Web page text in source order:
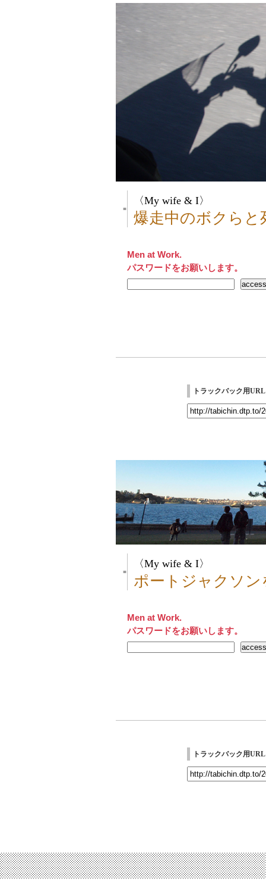
■
〈My wife & I〉
爆走中のボクらと
Men at Work.
パスワードをお願いします。
トラックバック用URL
■
〈My wife & I〉
ポートジャクソン
Men at Work.
パスワードをお願いします。
トラックバック用URL